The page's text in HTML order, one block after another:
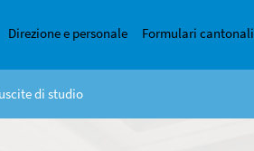
Direzione e personale Formulari cantonali
di studio